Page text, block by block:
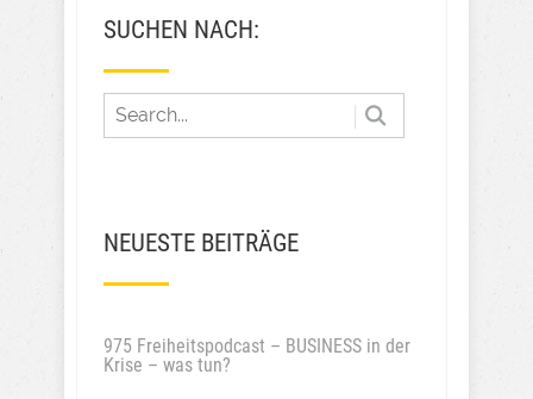
SUCHEN NACH:
NEUESTE BEITRÄGE
975 Freiheitspodcast – BUSINESS in der
Krise – was tun?